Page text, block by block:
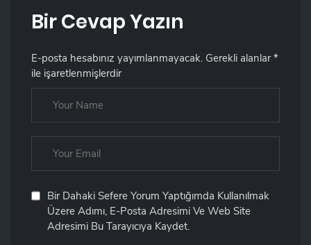
Bir Cevap Yazın
E-posta hesabınız yayımlanmayacak. Gerekli alanlar*
ile işaretlenmişlerdir
Bir Dahaki Sefere Yorum Yaptığımda Kullanılmak
Üzere Adımı, E-Posta Adresimi Ve Web Site
Adresimi Bu Tarayıcıya Kaydet.